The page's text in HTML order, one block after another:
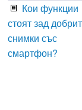
Кои функции
стоят зад
снимки със
смартфон?